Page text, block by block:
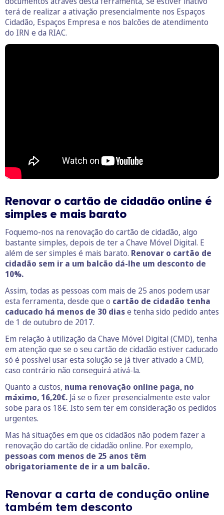
terá de realizar a ativação presencialmente nos Espaços
Cidadão, Espaços Empresa e nos balcões de atendimento
do IRN e da RIAC.
Renovar o cartão de cidadão online é
simples e mais barato
Foquemo-nos na renovação do cartão de cidadão, algo
bastante simples, depois de ter a Chave Móvel Digital. E
além de ser simples é mais barato. Renovar o cartão de
cidadão sem ir a um balcão dá-lhe um desconto de
10%.
Assim, todas as pessoas com mais de 25 anos podem usar
esta ferramenta, desde que o cartão de cidadão tenha
caducado há menos de 30 diase tenha sido pedido antes
de 1 de outubro de 2017.
Em relação à utilização da Chave Móvel Digital (CMD), tenha
em atenção que se o seu cartão de cidadão estiver caducado
só é possível usar esta solução se já tiver ativado a CMD,
caso contrário não conseguirá ativá-la.
Quanto a custos, numa renovação online paga, no
máximo, 16,20€. Já se o fizer presencialmente este valor
sobe para os 18€. Isto sem ter em consideração os pedidos
urgentes.
Mas há situações em que os cidadãos não podem fazer a
renovação do cartão de cidadão online. Por exemplo,
pessoas com menos de 25 anos têm
obrigatoriamente de ir a um balcão.
Renovar a carta de condução online
também tem desconto